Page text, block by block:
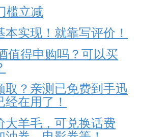
槛立减
实现！就靠写评价！
值得申购吗？可以买
？亲测已免费到手迅
经在用了！
大羊毛，可兑换话费